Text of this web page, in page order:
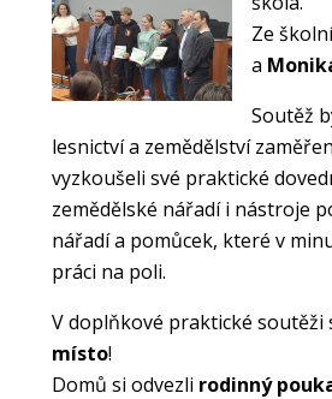
Ze
a
Soutěž
lesnictví a zemědělství
vyzkoušeli své praktické
zemědělské nářadí i nástroje
nářadí a pomůcek, které v
práci na poli.
V doplňkové praktické soutěži
místo!
Domů si odvezli rodinný